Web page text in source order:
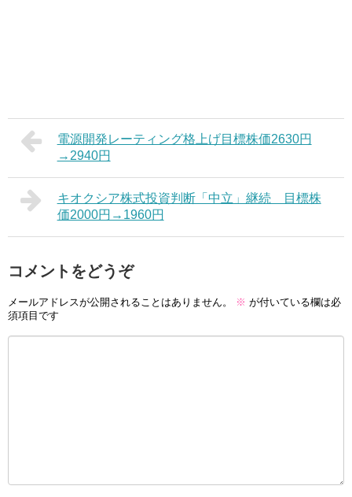
電源開発レーティング格上げ目標株価2630円
→2940円
キオクシア株式投資判断「中立」継続 目標株
価2000円→1960円
コメントをどうぞ
メールアドレスが公開されることはありません。 ※ が付いている欄は必
須項目です